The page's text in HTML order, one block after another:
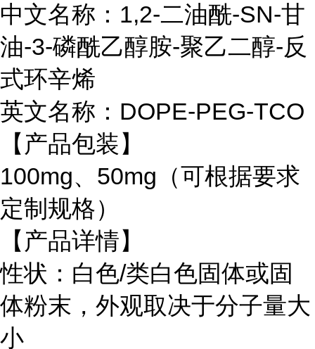
中文名称： 1,2-二油酰-SN-甘
油-3-磷酰乙醇胺-聚乙二醇-反
式环辛烯
英文名称： DOPE-PEG-TCO
【产品包装】
100mg、 50mg （可根据要求
定制规格）
【产品详情】
性状：白色/类白色固体或固
体粉末，外观取决于分子量大
小